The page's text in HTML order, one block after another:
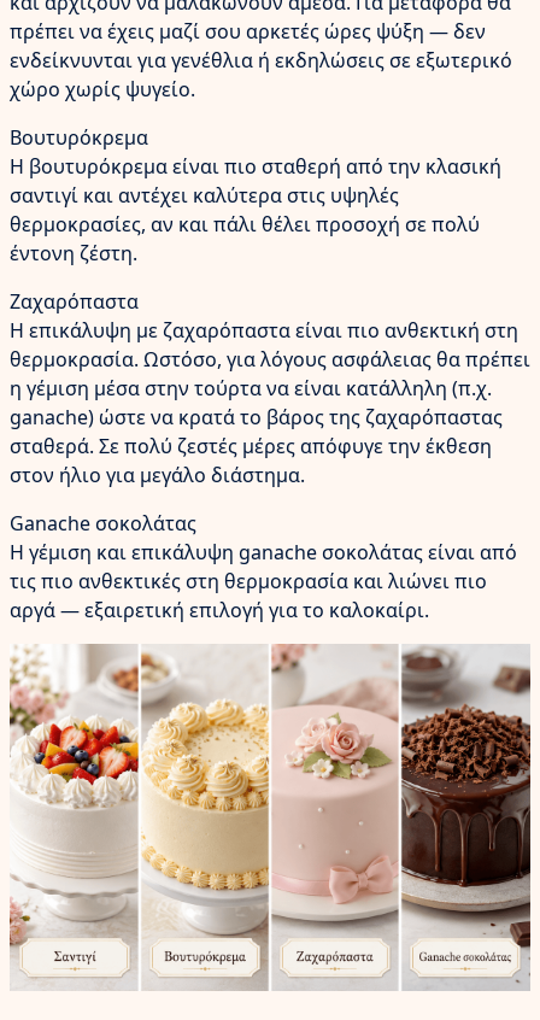
πρέπει να έχεις μαζί σου αρκετές ώρες ψύξη — δεν
ενδείκνυνται για γενέθλια ή εκδηλώσεις σε εξωτερικό
χώρο χωρίς ψυγείο.
Βουτυρόκρεμα
Η βουτυρόκρεμα είναι πιο σταθερή από την κλασική
σαντιγί και αντέχει καλύτερα στις υψηλές
θερμοκρασίες, αν και πάλι θέλει προσοχή σε πολύ
έντονη ζέστη.
Ζαχαρόπαστα
Η επικάλυψη με ζαχαρόπαστα είναι πιο ανθεκτική στη
θερμοκρασία. Ωστόσο, για λόγους ασφάλειας θα πρέπει
η γέμιση μέσα στην τούρτα να είναι κατάλληλη (π.χ.
ganache) ώστε να κρατά το βάρος της ζαχαρόπαστας
σταθερά. Σε πολύ ζεστές μέρες απόφυγε την έκθεση
στον ήλιο για μεγάλο διάστημα.
Ganache σοκολάτας
Η γέμιση και επικάλυψη ganache σοκολάτας είναι από
τις πιο ανθεκτικές στη θερμοκρασία και λιώνει πιο
αργά — εξαιρετική επιλογή για το καλοκαίρι.